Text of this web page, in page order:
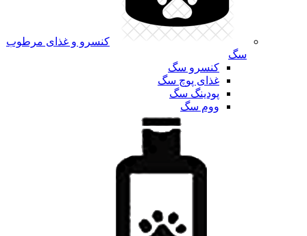
کنسرو و غذای مرطوب
سگ
کنسرو سگ
غذای پوچ سگ
پودینگ سگ
ووم سگ